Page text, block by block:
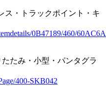
ス・トラックポイント・キ
0B47189/460/
たみ・小型・パンタグラ
400-SKB042